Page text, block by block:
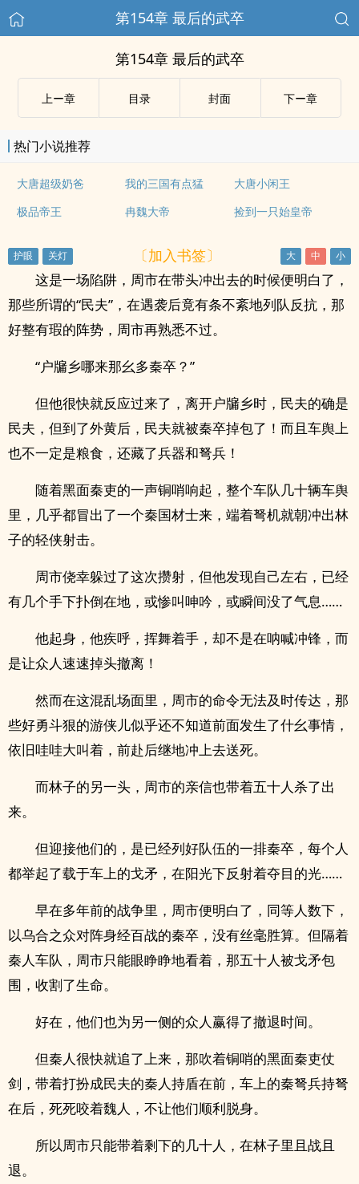
第154章 最后的武卒
第154章 最后的武卒
上ー章 目录 封面 下ー章
热门小说推荐
大唐超级奶爸 我的三国有点猛
大唐小闲王
极品帝王
冉魏大帝 捡到一只始皇帝
〔加入书签〕
这是一场陷阱，周市在带头冲出去的时候便明白了，
那些所谓的“民夫”，在遇袭后竟有条不紊地列队反抗，那
好整有瑕的阵势，周市再熟悉不过。
“户牖乡哪来那幺多秦卒？”
但他很快就反应过来了，离开户牖乡时，民夫的确是
民夫，但到了外黄后，民夫就被秦卒掉包了！而且车舆上
也不一定是粮食，还藏了兵器和弩兵！
随着黑面秦吏的一声铜哨响起，整个车队几十辆车舆
里，几乎都冒出了一个秦国材士来，端着弩机就朝冲出林
子的轻侠射击。
周市侥幸躲过了这次攒射，但他发现自己左右，已经
有几个手下扑倒在地，或惨叫呻吟，或瞬间没了气息……
他起身，他疾呼，挥舞着手，却不是在呐喊冲锋，而
是让众人速速掉头撤离！
然而在这混乱场面里，周市的命令无法及时传达，那
些好勇斗狠的游侠儿似乎还不知道前面发生了什幺事情，
依旧哇哇大叫着，前赴后继地冲上去送死。
而林子的另一头，周市的亲信也带着五十人杀了出
来。
但迎接他们的，是已经列好队伍的一排秦卒，每个人
都举起了载于车上的戈矛，在阳光下反射着夺目的光……
早在多年前的战争里，周市便明白了，同等人数下，
以乌合之众对阵身经百战的秦卒，没有丝毫胜算。但隔着
秦人车队，周市只能眼睁睁地看着，那五十人被戈矛包
围，收割了生命。
好在，他们也为另一侧的众人赢得了撤退时间。
但秦人很快就追了上来，那吹着铜哨的黑面秦吏仗
剑，带着打扮成民夫的秦人持盾在前，车上的秦弩兵持弩
在后，死死咬着魏人，不让他们顺利脱身。
所以周市只能带着剩下的几十人，在林子里且战且
退。